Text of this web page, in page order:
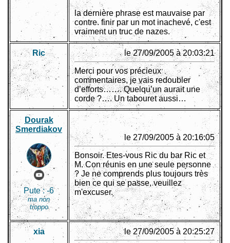
la dernière phrase est mauvaise par
contre. finir par un mot inachevé, c'est
vraiment un truc de nazes.
Ric le 27/09/2005 à 20:03:21
Merci pour vos précieux
commentaires, je vais redoubler
d’efforts……. Quelqu’un aurait une
corde ?…. Un tabouret aussi…
Dourak
Smerdiakov
Pute :-6
ma non
troppo
le 27/09/2005 à 20:16:05
Bonsoir. Etes-vous Ric du bar Ric et
M. Con réunis en une seule personne
? Je ne comprends plus toujours très
bien ce qui se passe, veuillez
m'excuser.
xia le 27/09/2005 à 20:25:27